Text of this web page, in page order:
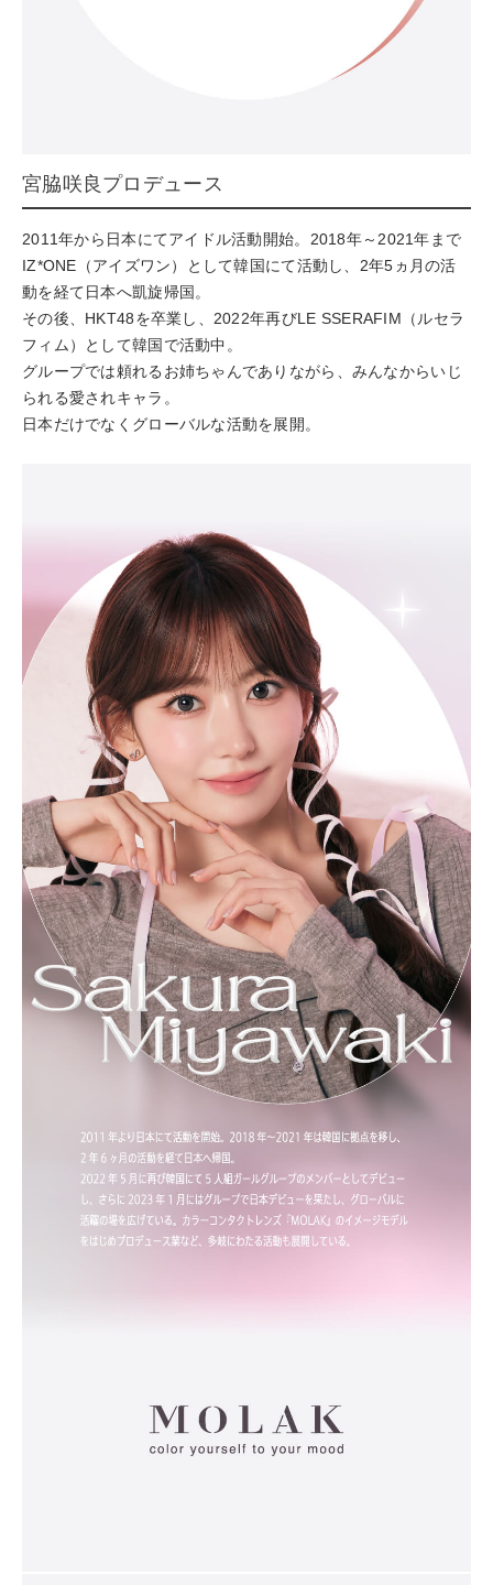
宮脇咲良プロデュース
2011年から日本にてアイドル活動開始。2018年～2021年まで
IZ*ONE（アイズワン）として韓国にて活動し、2年5ヵ月の活
動を経て日本へ凱旋帰国。
その後、HKT48を卒業し、2022年再びLE SSERAFIM（ルセラ
フィム）として韓国で活動中。
グループでは頼れるお姉ちゃんでありながら、みんなからいじ
られる愛されキャラ。
日本だけでなくグローバルな活動を展開。